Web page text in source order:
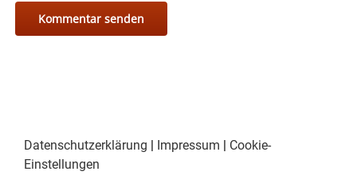
Datenschutzerklärung Impressum
Cookie-
Einstellungen